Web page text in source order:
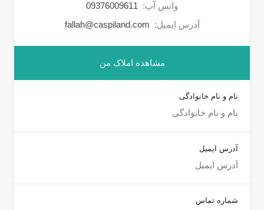
واتس آپ: 09376009611
آدرس ایمیل: fallah@caspiland.com
مشاهده املاک من
نام و نام خانوادگی
آدرس ایمیل
شماره تماس